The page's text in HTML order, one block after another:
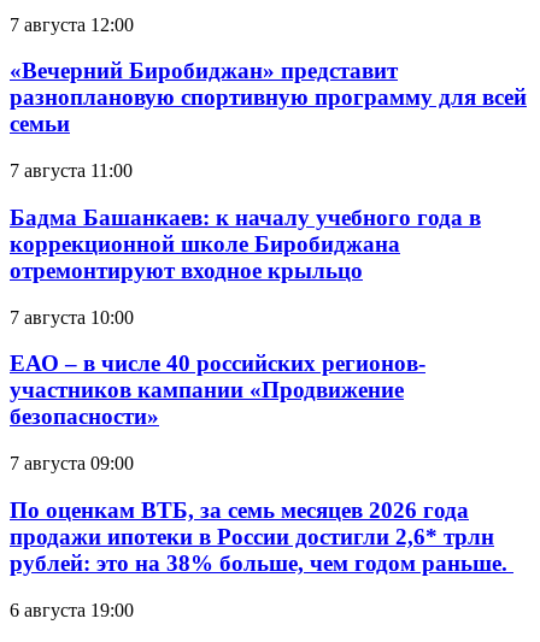
7 августа 12:00
«Вечерний Биробиджан» представит
разноплановую спортивную программу для всей
семьи
7 августа 11:00
Бадма Башанкаев: к началу учебного года в
коррекционной школе Биробиджана
отремонтируют входное крыльцо
7 августа 10:00
ЕАО – в числе 40 российских регионов-
участников кампании «Продвижение
безопасности»
7 августа 09:00
По оценкам ВТБ, за семь месяцев 2026 года
продажи ипотеки в России достигли 2,6* трлн
рублей: это на 38% больше, чем годом раньше.
6 августа 19:00